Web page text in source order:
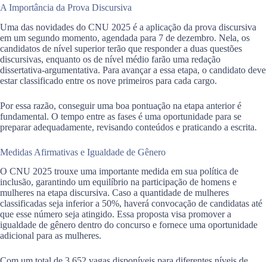
A Importância da Prova Discursiva
Uma das novidades do CNU 2025 é a aplicação da prova discursiva
em um segundo momento, agendada para 7 de dezembro. Nela, os
candidatos de nível superior terão que responder a duas questões
discursivas, enquanto os de nível médio farão uma redação
dissertativa-argumentativa. Para avançar a essa etapa, o candidato deve
estar classificado entre os nove primeiros para cada cargo.
Por essa razão, conseguir uma boa pontuação na etapa anterior é
fundamental. O tempo entre as fases é uma oportunidade para se
preparar adequadamente, revisando conteúdos e praticando a escrita.
Medidas Afirmativas e Igualdade de Gênero
O CNU 2025 trouxe uma importante medida em sua política de
inclusão, garantindo um equilíbrio na participação de homens e
mulheres na etapa discursiva. Caso a quantidade de mulheres
classificadas seja inferior a 50%, haverá convocação de candidatas até
que esse número seja atingido. Essa proposta visa promover a
igualdade de gênero dentro do concurso e fornece uma oportunidade
adicional para as mulheres.